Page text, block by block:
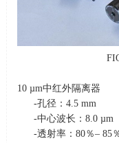
10 µm中红外隔离器
-孔径： 4.5 mm
-中心波长： 8.0 µm
-透射率： 80％– 85